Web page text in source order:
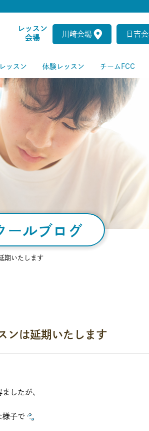
レッスン
会場
川崎会場 日吉
ッスン 体験レッスン チームFCC
ールブログ
期いたします
ンは延期いたします
したが、
様子で